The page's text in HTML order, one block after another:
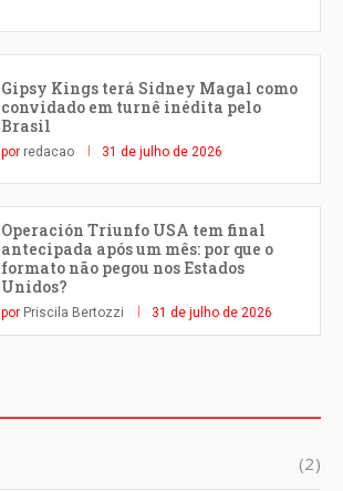
Gipsy Kings terá Sidney Magal como
convidado em turnê inédita pelo
Brasil
por redacao 31 de julho de 2026
Operación Triunfo USA tem final
antecipada após um mês: por que o
formato não pegou nos Estados
Unidos?
por Priscila Bertozzi 31 de julho de 2026
(2)